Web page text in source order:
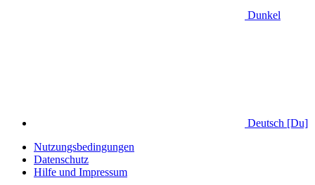
Dunkel
Deutsch [Du]
Nutzungsbedingungen
Datenschutz
Hilfe und Impressum